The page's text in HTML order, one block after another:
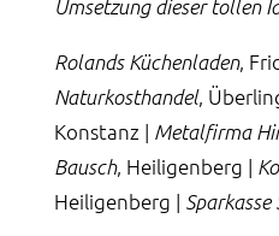
Umsetzung dieser tollen
Rolands Küchenladen,
Naturkosthandel,
Konstanz | Metalfirma
Bausch, Heiligenberg |
Heiligenberg | Sparkasse